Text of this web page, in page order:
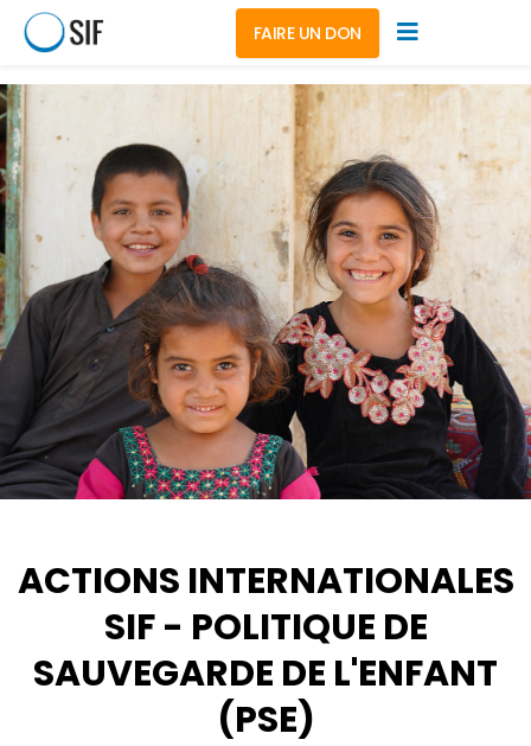
FAIRE UN DON
ACTIONS INTERNATIONALES
SIF - POLITIQUE DE
SAUVEGARDE DE L'ENFANT
(PSE)